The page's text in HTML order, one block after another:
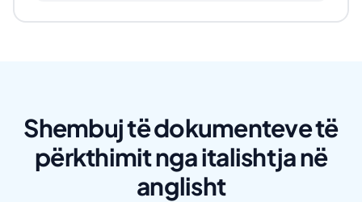
Shembuj të dokumenteve të
përkthimit nga italishtja në
anglisht